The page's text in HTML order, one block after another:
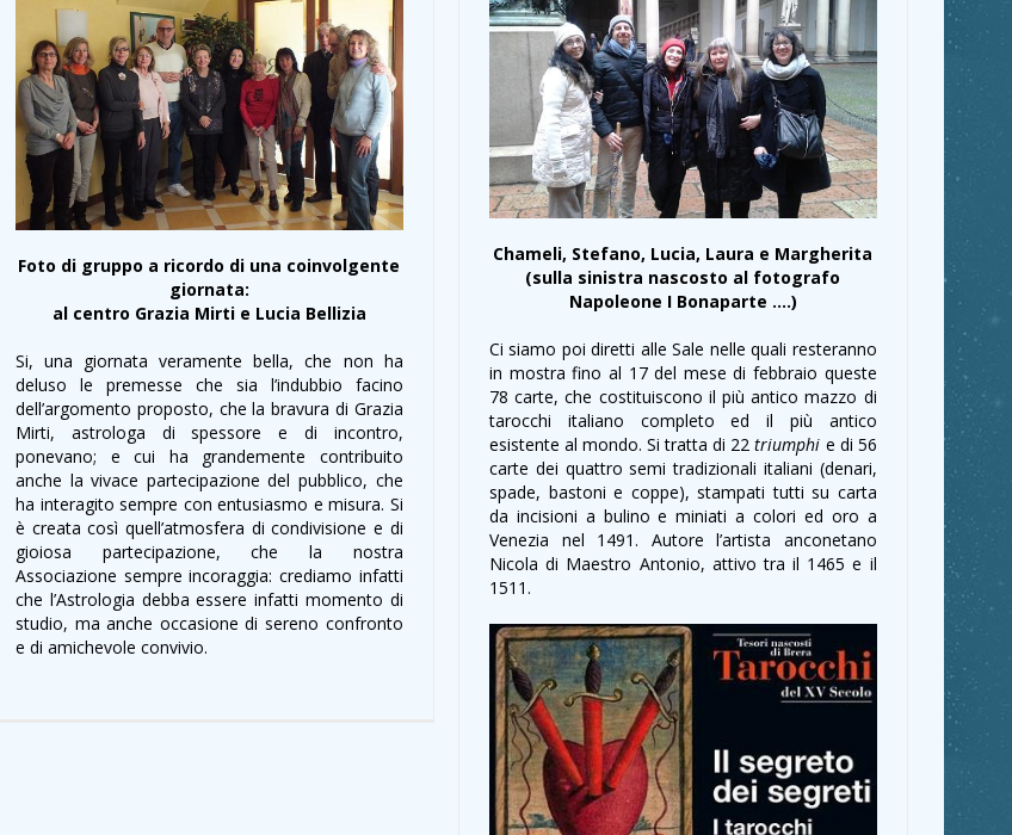
Foto di gruppo a ricordo di una coinvolgente
giornata:
al centro Grazia Mirti e Lucia Bellizia
Si, una giornata veramente bella, che non ha
deluso le premesse che sia l’indubbio facino
dell’argomento proposto, che la bravura di Grazia
Mirti, astrologa di spessore e di incontro,
ponevano; e cui ha grandemente contribuito
anche la vivace partecipazione del pubblico, che
ha interagito sempre con entusiasmo e misura. Si
è creata così quell’atmosfera di condivisione e di
gioiosa partecipazione, che la nostra
Associazione sempre incoraggia: crediamo infatti
che l’Astrologia debba essere infatti momento di
studio, ma anche occasione di sereno confronto
e di amichevole convivio.
Chameli, Stefano, Lucia, Laura e Margherita
(sulla sinistra nascosto al fotografo
Napoleone I Bonaparte ….)
Ci siamo poi diretti alle Sale nelle quali resteranno
in mostra fino al 17 del mese di febbraio queste
78 carte, che costituiscono il più antico mazzo di
tarocchi italiano completo ed il più antico
esistente al mondo. Si tratta di 22triumphi e di 56
carte dei quattro semi tradizionali italiani (denari,
spade, bastoni e coppe), stampati tutti su carta
da incisioni a bulino e miniati a colori ed oro a
Venezia nel 1491. Autore l’artista anconetano
Nicola di Maestro Antonio, attivo tra il 1465 e il
1511.